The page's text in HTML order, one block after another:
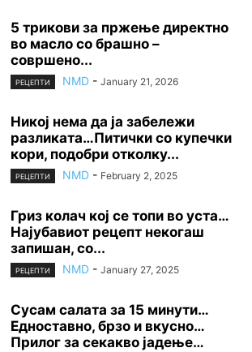
5 трикови за пржење директно
во масло со брашно –
совршено...
РЕЦЕПТИ NMD - January 21, 2026
Никој нема да ја забележи
разликата…Питички со купечки
кори, подобри отколку...
РЕЦЕПТИ NMD - February 2, 2025
Гриз колач кој се топи во уста…
Најубавиот рецепт некогаш
запишан, со...
РЕЦЕПТИ NMD - January 27, 2025
Сусам салата за 15 минути…
Едноставно, брзо и вкусно…
Прилог за секакво јадење…